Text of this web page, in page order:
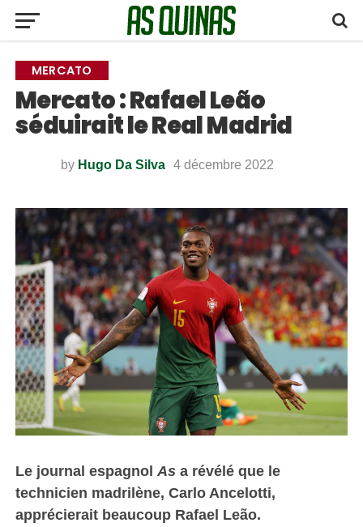
MERCATO
Mercato : Rafael Leão
séduirait le Real Madrid
by Hugo Da Silva 4 décembre 2022
Le journal espagnol As a révélé que le
technicien madrilène, Carlo Ancelotti,
apprécierait beaucoup Rafael Leão.